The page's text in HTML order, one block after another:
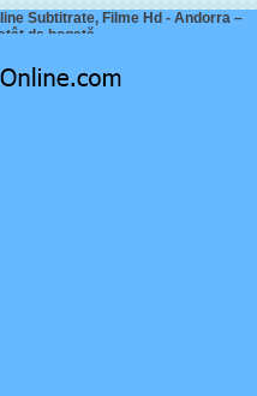
Subtitrate, Filme Hd - Andorra –
de bogată